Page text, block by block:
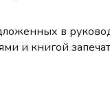
в
и книгой